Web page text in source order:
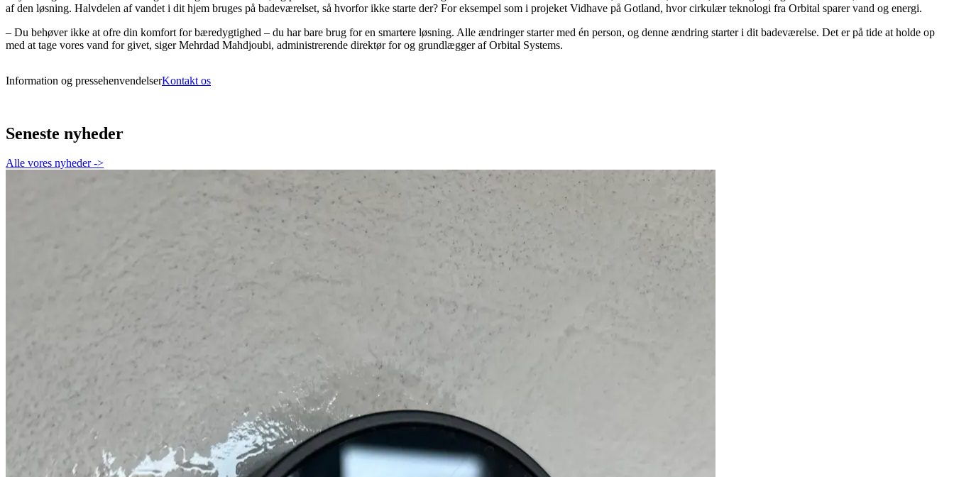
af den løsning. Halvdelen af vandet i dit hjem bruges på badeværelset, så hvorfor ikke starte der? For eksempel som i projeket Vidhave på Gotland, hvor cirkulær teknologi fra Orbital sparer vand og energi.
– Du behøver ikke at ofre din komfort for bæredygtighed – du har bare brug for en smartere løsning. Alle ændringer starter med én person, og denne ændring starter i dit badeværelse. Det er på tide at holde op
med at tage vores vand for givet, siger Mehrdad Mahdjoubi, administrerende direktør for og grundlægger af Orbital Systems.
Information og pressehenvendelserKontakt os
Seneste nyheder
Alle vores nyheder ->